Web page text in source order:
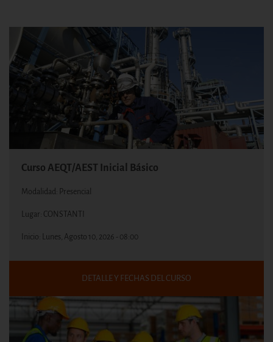
Curso AEQT/AEST Inicial Básico
Modalidad: Presencial
Lugar: CONSTANTI
Inicio: Lunes, Agosto 10, 2026 - 08:00
DETALLE Y FECHAS DEL CURSO